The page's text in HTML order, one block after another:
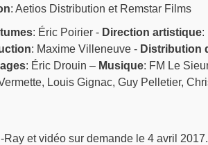
: Aetios Distribution et Remstar Films
: Éric Poirier - Direction artistique:
: Maxime Villeneuve - Distribution
: Éric Drouin – Musique: FM Le
Louis Gignac, Guy Pelletier,
et vidéo sur demande le 4 avril 2017.